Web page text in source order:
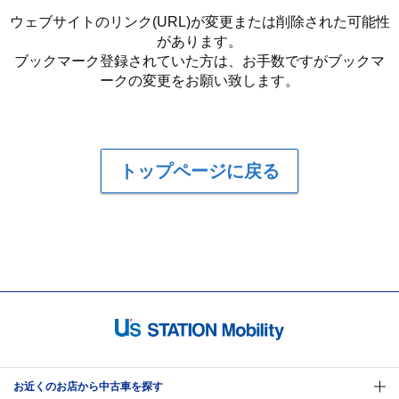
ウェブサイトのリンク(URL)が変更または削除された可能性
があります。
ブックマーク登録されていた方は、お手数ですがブックマ
ークの変更をお願い致します。
トップページに戻る
お近くのお店から中古車を探す